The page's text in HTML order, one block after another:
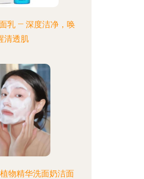
乳 — 深度洁净，唤
清透肌
物精华洗面奶洁面